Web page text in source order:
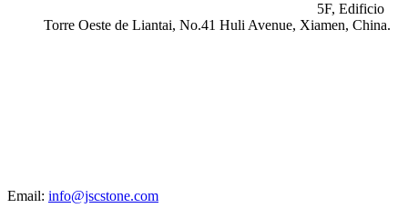
5F, Edificio
Torre Oeste de Liantai, No.41 Huli Avenue, Xiamen, China.
Email: info@jscstone.com